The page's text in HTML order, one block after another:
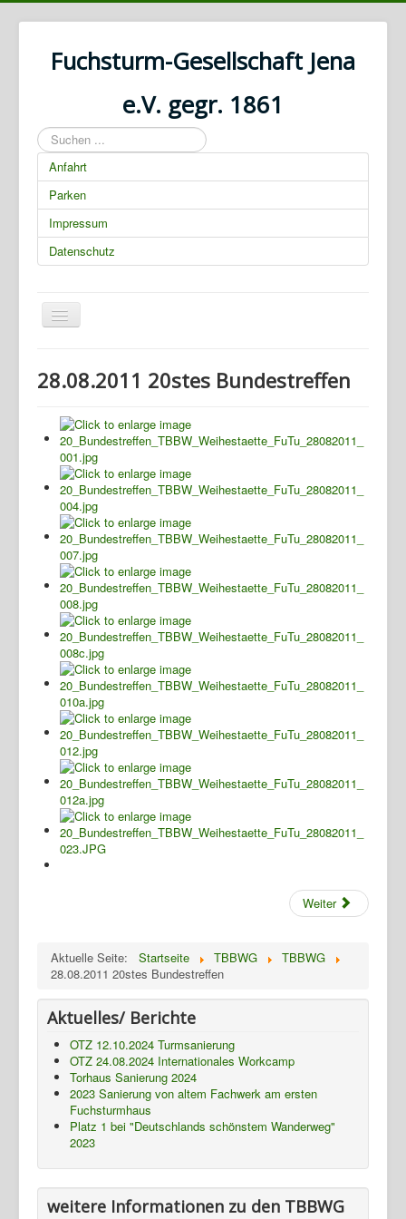
Fuchsturm-Gesellschaft Jena
e.V. gegr. 1861
Suchen
...
Anfahrt
Parken
Impressum
Datenschutz
Navigation
an/aus
Home
Geschichte
Archiv
Wandern
Verein
Termine
Presse
Fotos
Gasthaus
TBBWG
Ziegenhain
NTH
28.08.2011 20stes Bundestreffen
Weiter
Aktuelle Seite: Startseite TBBWG
TBBWG
28.08.2011 20stes Bundestreffen
Aktuelles/ Berichte
OTZ 12.10.2024 Turmsanierung
OTZ 24.08.2024 Internationales Workcamp
Torhaus Sanierung 2024
2023 Sanierung von altem Fachwerk am ersten
Fuchsturmhaus
Platz 1 bei "Deutschlands schönstem Wanderweg"
2023
weitere Informationen zu den TBBWG